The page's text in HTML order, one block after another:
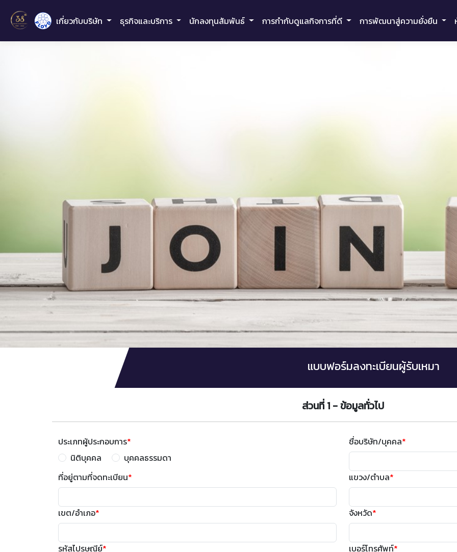
เกี่ยวกับบริษัท ธุรกิจและบริการ นักลงทุนสัมพันธ์ การกำกับดูแลกิจการที่ดี การพัฒนาสู่ความยั่งยืน
แบบฟอร์มลงทะเบียนผู้รับเหมา
ส่วนที่ 1 - ข้อมูลทั่วไป
ประเภทผู้ประกอบการ*
นิติบุคคล
บุคคลธรรมดา
ชื่อบริษัท/บุคคล*
ที่อยู่ตามที่จดทะเบียน* แขวง/ตำบล*
เขต/อำเภอ* จังหวัด*
รหัสไปรษณีย์* เบอร์โทรศัพท์*